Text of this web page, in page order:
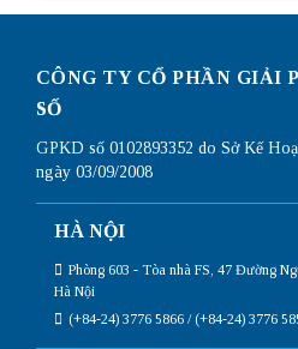
CÔNG TY CỔ PHẦN GIẢI
SỐ
GPKD số 0102893352 do Sở Kế
ngày 03/09/2008
HÀ NỘI
Phòng 603 - Tòa nhà FS, 47 Đường
Hà Nội
(+84-24) 3776 5866 / (+84-24) 3776